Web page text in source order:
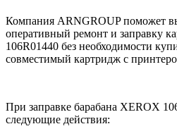
Компания ARNGROUP поможет
оперативный ремонт и заправку
106R01440 без необходимости
совместимый картридж с
При заправке барабана XEROX
следующие действия: